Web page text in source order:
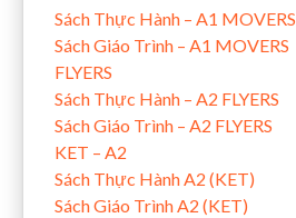
Sách Thực Hành – A1 MOVERS
Sách Giáo Trình – A1 MOVERS
FLYERS
Sách Thực Hành – A2 FLYERS
Sách Giáo Trình – A2 FLYERS
KET – A2
Sách Thực Hành A2 (KET)
Sách Giáo Trình A2 (KET)